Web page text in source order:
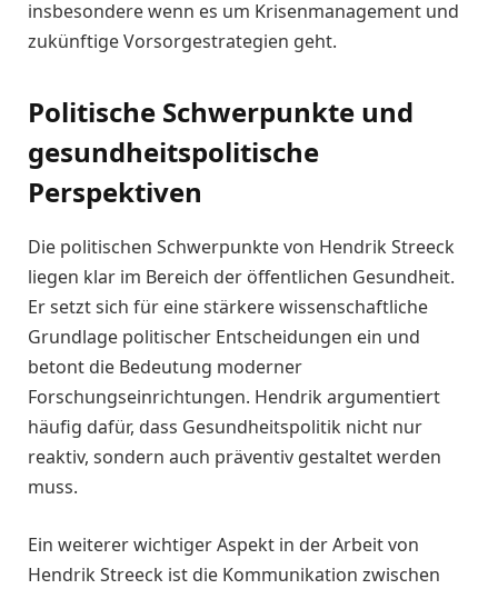
insbesondere wenn es um Krisenmanagement und
zukünftige Vorsorgestrategien geht.
Politische Schwerpunkte und
gesundheitspolitische
Perspektiven
Die politischen Schwerpunkte von Hendrik Streeck
liegen klar im Bereich der öffentlichen Gesundheit.
Er setzt sich für eine stärkere wissenschaftliche
Grundlage politischer Entscheidungen ein und
betont die Bedeutung moderner
Forschungseinrichtungen. Hendrik argumentiert
häufig dafür, dass Gesundheitspolitik nicht nur
reaktiv, sondern auch präventiv gestaltet werden
muss.
Ein weiterer wichtiger Aspekt in der Arbeit von
Hendrik Streeck ist die Kommunikation zwischen